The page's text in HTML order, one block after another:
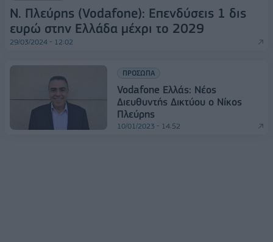
Ν. Πλεύρης (Vodafone): Επενδύσεις 1 δις
ευρώ στην Ελλάδα μέχρι το 2029
29/03/2024 - 12:02
ΠΡΟΣΩΠΑ
Vodafone Ελλάς: Νέος
Διευθυντής Δικτύου ο Νίκος
Πλεύρης
10/01/2023 - 14:52